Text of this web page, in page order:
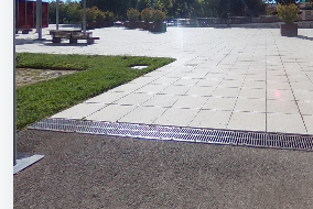
INFO 2
IDIOMAS
Planta 3
PASILLO